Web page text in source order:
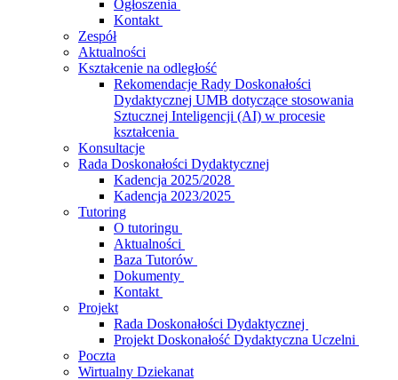
Ogłoszenia
Kontakt
Zespół
Aktualności
Kształcenie na odległość
Rekomendacje Rady Doskonałości
Dydaktycznej UMB dotyczące stosowania
Sztucznej Inteligencji (AI) w procesie
kształcenia
Konsultacje
Rada Doskonałości Dydaktycznej
Kadencja 2025/2028
Kadencja 2023/2025
Tutoring
O tutoringu
Aktualności
Baza Tutorów
Dokumenty
Kontakt
Projekt
Rada Doskonałości Dydaktycznej
Projekt Doskonałość Dydaktyczna Uczelni
Poczta
Wirtualny Dziekanat